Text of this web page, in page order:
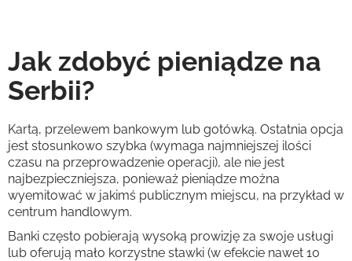
Jak zdobyć pieniądze na
Serbii?
Kartą, przelewem bankowym lub gotówką. Ostatnia opcja
jest stosunkowo szybka (wymaga najmniejszej ilości
czasu na przeprowadzenie operacji), ale nie jest
najbezpieczniejsza, ponieważ pieniądze można
wyemitować w jakimś publicznym miejscu, na przykład w
centrum handlowym.
Banki często pobierają wysoką prowizję za swoje usługi
lub oferują mało korzystne stawki (w efekcie nawet 10